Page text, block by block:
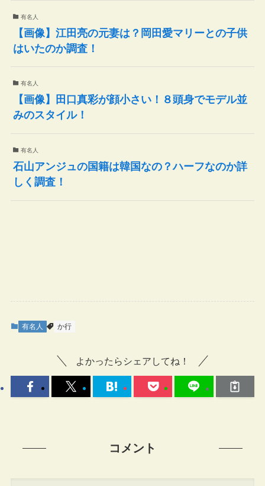
有名人
【画像】江田亮の元妻は？岡田愛マリーとの子供
はいたのか調査！
有名人
【画像】田口真彩が顔小さい！８頭身でモデル並
みのスタイル！
有名人
石山アンジュの国籍は韓国なの？ハーフなのか詳
しく調査！
有名人 か行
よかったらシェアしてね！
コメント